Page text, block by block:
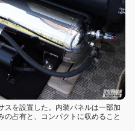
スを設置した。内装パネルは一部加
占有と、コンパクトに収めること